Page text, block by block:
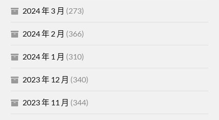
2024 年 3 月 (273)
2024 年 2 月 (366)
2024 年 1 月 (310)
2023 年 12 月 (340)
2023 年 11 月 (344)